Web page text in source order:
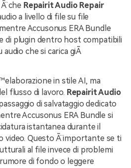
che Repairit Audio Repair
a livello di file su file
Accusonus ERA Bundle
di plugin dentro host compatibili
audio che si carica giÃ
in stile AI, ma
flusso di lavoro. Repairit Audio
di salvataggio dedicato
Accusonus ERA Bundle si
istantanea durante il
video. Questo Ã¨ importante se ti
al file invece di problemi
di fondo o leggere